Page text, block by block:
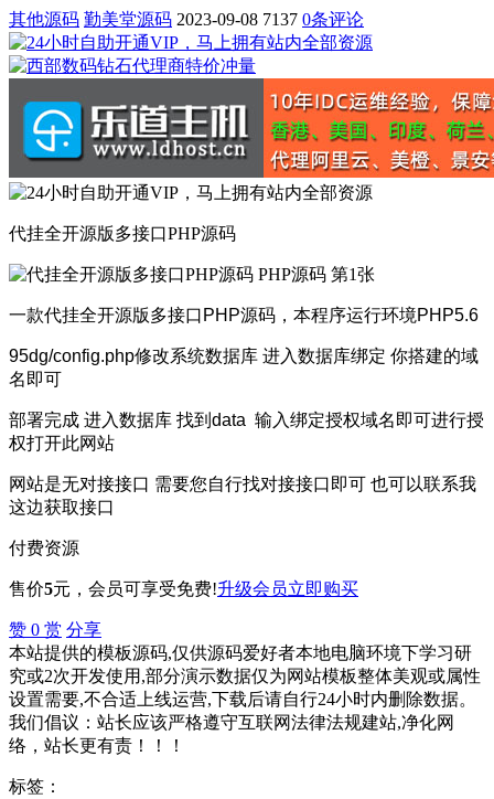
其他源码 勤美堂源码 2023-09-08 7137 0条评论
代挂全开源版多接口PHP源码
一款代挂全开源版多接口PHP源码，本程序运行环境PHP5.6
95dg/config.php修改系统数据库 进入数据库绑定 你搭建的域
名即可
部署完成 进入数据库 找到data 输入绑定授权域名即可进行授
权打开此网站
网站是无对接接口 需要您自行找对接接口即可 也可以联系我
这边获取接口
付费资源
售价5元 ，会员可享受免费!升级会员立即购买
赞 0 赏 分享
本站提供的模板源码,仅供源码爱好者本地电脑环境下学习研
究或2次开发使用,部分演示数据仅为网站模板整体美观或属性
设置需要,不合适上线运营,下载后请自行24小时内删除数据。
我们倡议：站长应该严格遵守互联网法律法规建站,净化网
络，站长更有责！！！
标签：